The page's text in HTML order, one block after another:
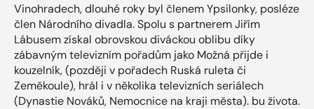
Vinohradech, dlouhé roky byl členem Ypsilonky, posléze
člen Národního divadla. Spolu s partnerem Jiřím
Lábusem získal obrovskou diváckou oblibu díky
zábavným televizním pořadům jako Možná přijde i
kouzelník, (později v pořadech Ruská ruleta či
Zeměkoule), hrál i v několika televizních seriálech
(Dynastie Nováků, Nemocnice na kraji města). bu života.